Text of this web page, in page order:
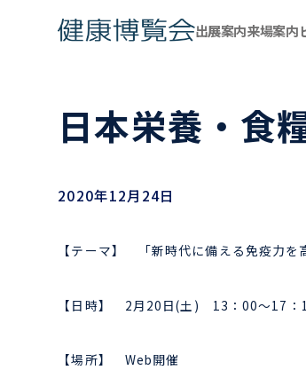
出展案内来場案内
日本栄養・食
2020年12月24日
【テーマ】 「新時代に備える免疫力を
【日時】 2月20日(土) 13：00～17：
【場所】 Web開催